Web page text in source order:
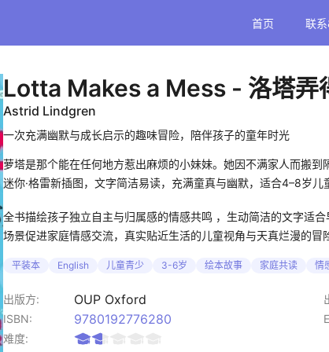
首页 联
Lotta Makes a Mess - 洛塔弄
Astrid Lindgren
一次充满幽默与成长启示的趣味冒险，陪伴孩子的童年时光
萝塔是那个能在任何地方惹出麻烦的小妹妹。她因不满家人而搬
迷你·格雷新插图，文字简洁易读，充满童真与幽默，适合4–8岁儿
全书描绘孩子独立自主与归属感的情感共鸣 ，生动简洁的文字适
场景促进家庭情感交流，真实贴近生活的儿童视角与天真烂漫的冒
平装本 English 儿童青少 3-6岁 绘本故事 家庭共读 情
出版方: OUP Oxford
ISBN: 9780192776280
难度: